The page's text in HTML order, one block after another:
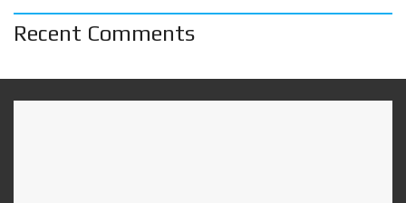
Recent Comments